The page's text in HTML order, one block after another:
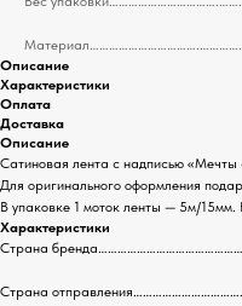
Описание
Характеристики
Оплата
Доставка
Описание
Сатиновая лента с надписью «Мечты
Для оригинального оформления
В упаковке 1 моток ленты — 5м/
Характеристики
Страна
Страна